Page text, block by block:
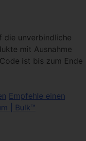
die unverbindliche
mit Ausnahme
ist bis zum Ende
Empfehle einen
| Bulk™